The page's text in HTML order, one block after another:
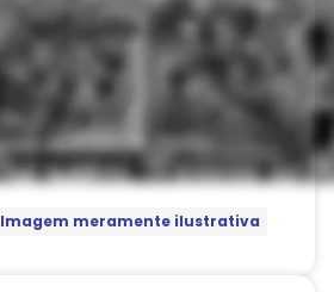
Imagem meramente ilustrativa